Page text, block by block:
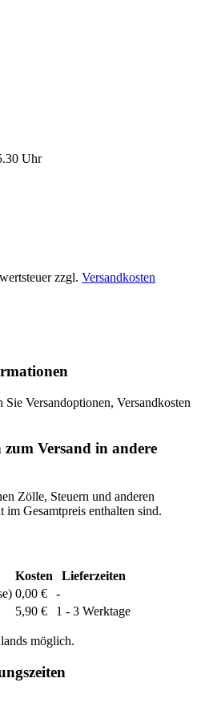
Uhr
zzgl. Versandkosten
Versandoptionen, Versandkosten
Versand in andere
Zölle, Steuern und anderen
Gesamtpreis enthalten sind.
Kosten
Lieferzeiten
0,00 €
-
5,90 € 1 - 3 Werktage
möglich.